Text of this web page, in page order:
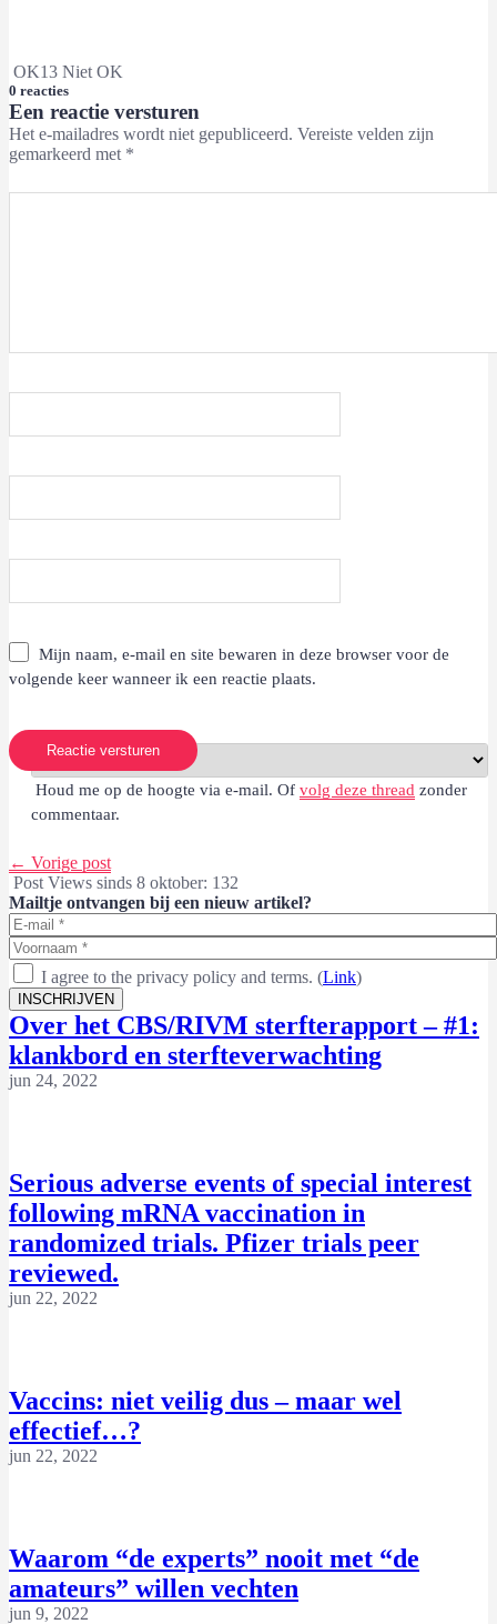
OK13 Niet OK
0 reacties
Een reactie versturen
Het e-mailadres wordt niet gepubliceerd. Vereiste velden zijn
gemarkeerd met *
Mijn naam, e-mail en site bewaren in deze browser voor de
volgende keer wanneer ik een reactie plaats.
Houd me op de hoogte via e-mail. Of volg deze thread zonder
commentaar.
Reactie versturen
← Vorige post
Post Views sinds 8 oktober: 132
Mailtje ontvangen bij een nieuw artikel?
I agree to the privacy policy and terms. (Link)
Over het CBS/RIVM sterfterapport – #1:
klankbord en sterfteverwachting
jun 24, 2022
Serious adverse events of special interest
following mRNA vaccination in
randomized trials. Pfizer trials peer
reviewed.
jun 22, 2022
Vaccins: niet veilig dus – maar wel
effectief…?
jun 22, 2022
Waarom “de experts” nooit met “de
amateurs” willen vechten
jun 9, 2022